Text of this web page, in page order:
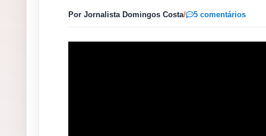
Por Jornalista Domingos Costa/ 5 comentários